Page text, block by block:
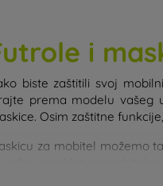
i
biste zaštitili svoj
prema modelu vašeg
Osim zaštitne
za mobitel možemo